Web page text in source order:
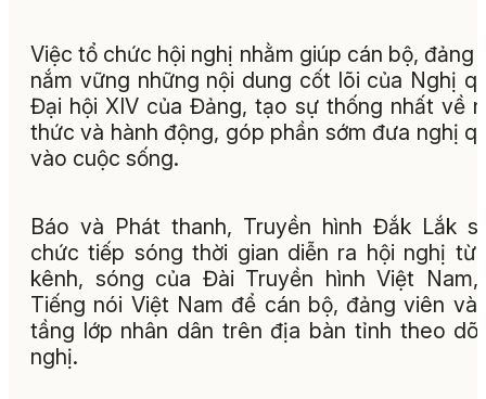
Việc tổ chức hội nghị nhằm giúp cán bộ, đảng
nắm vững những nội dung cốt lõi của Nghị
Đại hội XIV của Đảng, tạo sự thống nhất về
thức và hành động, góp phần sớm đưa nghị
vào cuộc sống.
Báo và Phát thanh, Truyền hình Đắk Lắk
chức tiếp sóng thời gian diễn ra hội nghị từ
kênh, sóng của Đài Truyền hình Việt
Tiếng nói Việt Nam để cán bộ, đảng viên và
tầng lớp nhân dân trên địa bàn tỉnh theo
nghị.